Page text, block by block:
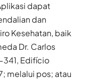
dapat
dan
Kesehatan, baik
Dr. Carlos
341, Edifício
melalui pos; atau